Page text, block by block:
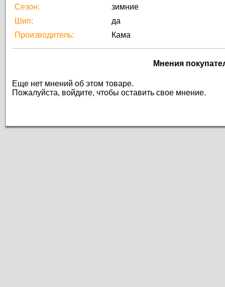
Сезон:
зимние
Шип:
да
Производитель:
Кама
Мнения
Еще нет мнений об этом товаре.
Пожалуйста, войдите, чтобы оставить свое мнение.